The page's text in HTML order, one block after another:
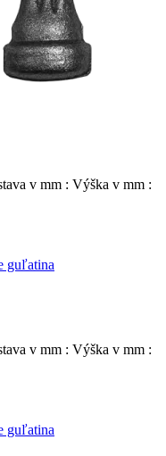
v mm : Výška v mm :
v mm : Výška v mm :